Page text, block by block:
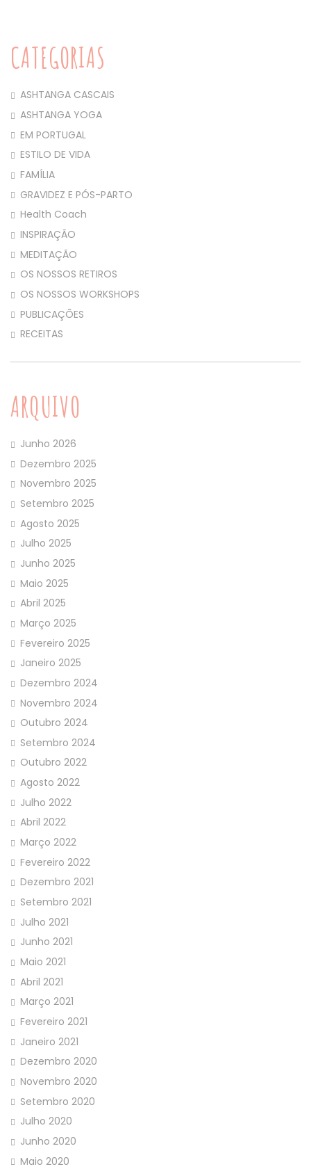
CATEGORIAS
ASHTANGA CASCAIS
ASHTANGA YOGA
EM PORTUGAL
ESTILO DE VIDA
FAMÍLIA
GRAVIDEZ E PÓS-PARTO
Health Coach
INSPIRAÇÃO
MEDITAÇÃO
OS NOSSOS RETIROS
OS NOSSOS WORKSHOPS
PUBLICAÇÕES
RECEITAS
ARQUIVO
Junho 2026
Dezembro 2025
Novembro 2025
Setembro 2025
Agosto 2025
Julho 2025
Junho 2025
Maio 2025
Abril 2025
Março 2025
Fevereiro 2025
Janeiro 2025
Dezembro 2024
Novembro 2024
Outubro 2024
Setembro 2024
Outubro 2022
Agosto 2022
Julho 2022
Abril 2022
Março 2022
Fevereiro 2022
Dezembro 2021
Setembro 2021
Julho 2021
Junho 2021
Maio 2021
Abril 2021
Março 2021
Fevereiro 2021
Janeiro 2021
Dezembro 2020
Novembro 2020
Setembro 2020
Julho 2020
Junho 2020
Maio 2020